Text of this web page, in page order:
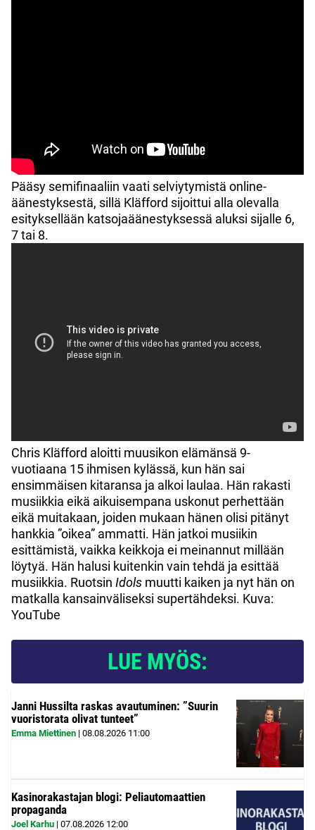
Pääsy semifinaaliin vaati selviytymistä online-
äänestyksestä, sillä Kläfford sijoittui alla olevalla
esityksellään katsojaäänestyksessä aluksi sijalle 6,
7 tai 8.
Chris Kläfford aloitti muusikon elämänsä 9-
vuotiaana 15 ihmisen kylässä, kun hän sai
ensimmäisen kitaransa ja alkoi laulaa. Hän rakasti
musiikkia eikä aikuisempana uskonut perhettään
eikä muitakaan, joiden mukaan hänen olisi pitänyt
hankkia ”oikea” ammatti. Hän jatkoi musiikin
esittämistä, vaikka keikkoja ei meinannut millään
löytyä. Hän halusi kuitenkin vain tehdä ja esittää
musiikkia. Ruotsin Idols muutti kaiken ja nyt hän on
matkalla kansainväliseksi supertähdeksi. Kuva:
YouTube
LUE MYÖS:
Janni Hussilta raskas avautuminen: ”Suurin
vuoristorata olivat tunteet”
Emma Miettinen | 08.08.2026 11:00
Kasinorakastajan blogi: Peliautomaattien
propaganda
Joel Karhu | 07.08.2026 12:00